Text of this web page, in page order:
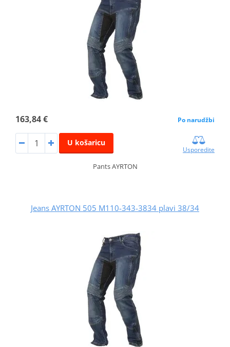
163,84 € Po narudžbi
U košaricu
Usporedite
Pants AYRTON
Jeans AYRTON 505 M110-343-3834 plavi 38/34